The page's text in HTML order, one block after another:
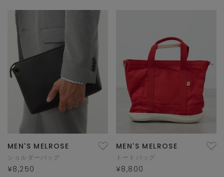
MEN'S MELROSE
ショルダーバッグ
¥8,250
MEN'S MELROSE
トートバッグ
¥8,800